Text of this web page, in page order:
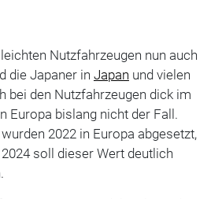
Nutzfahrzeugen nun auch
die Japaner in Japan und vielen
bei den Nutzfahrzeugen dick im
Europa bislang nicht der Fall.
2022 in Europa abgesetzt,
soll dieser Wert deutlich